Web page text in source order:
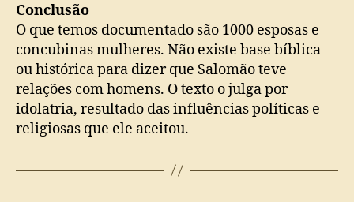
Conclusão
O que temos documentado são 1000 esposas e
concubinas mulheres. Não existe base bíblica
ou histórica para dizer que Salomão teve
relações com homens. O texto o julga por
idolatria, resultado das influências políticas e
religiosas que ele aceitou.